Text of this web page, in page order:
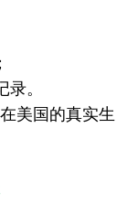
。
美国的真实生